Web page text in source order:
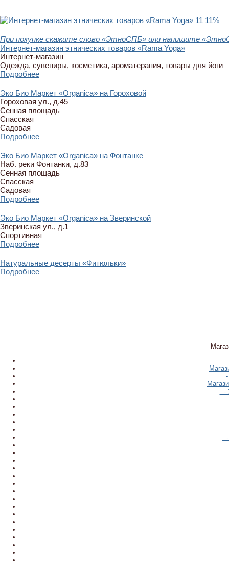
11 11%
При покупке скажите слово «ЭтноСПБ» или напишите
Интернет-магазин этнических товаров «Rama Yoga»
Интернет-магазин
Одежда, сувениры, косметика, ароматерапия, товары для йоги
Подробнее
Эко Био Маркет «Organica» на Гороховой
Гороховая ул., д.45
Сенная площадь
Спасская
Садовая
Подробнее
Эко Био Маркет «Organica» на Фонтанке
Наб. реки Фонтанки, д.83
Сенная площадь
Спасская
Садовая
Подробнее
Эко Био Маркет «Organica» на Зверинской
Зверинская ул., д.1
Спортивная
Подробнее
Натуральные десерты «Фитюльки»
Подробнее
-
-